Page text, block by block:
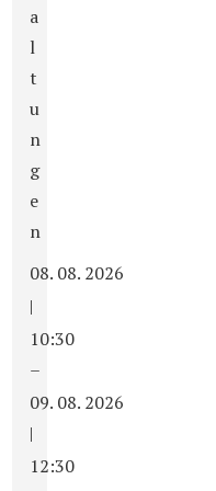
a
l
t
u
n
g
e
n
08. 08. 2026
|
10:30
–
09. 08. 2026
|
12:30